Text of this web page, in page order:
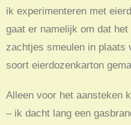
ik experimenteren met
gaat er namelijk om dat
zachtjes smeulen in plaats
soort eierdozenkarton
Alleen voor het aansteken
– ik dacht lang een